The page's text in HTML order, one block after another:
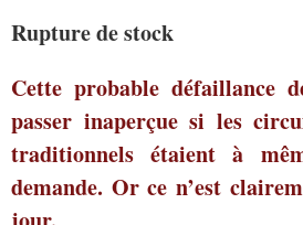
Rupture de stock
Cette probable défaillance
passer inaperçue si les
traditionnels étaient à
demande. Or ce n’est